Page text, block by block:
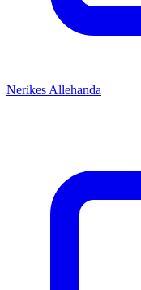
Nerikes Allehanda